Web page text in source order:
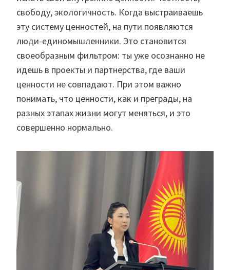
свободу, экологичность. Когда выстраиваешь
эту систему ценностей, на пути появляются
люди-единомышленники. Это становится
своеобразным фильтром: ты уже осознанно не
идешь в проекты и партнерства, где ваши
ценности не совпадают. При этом важно
понимать, что ценности, как и преграды, на
разных этапах жизни могут меняться, и это
совершенно нормально.